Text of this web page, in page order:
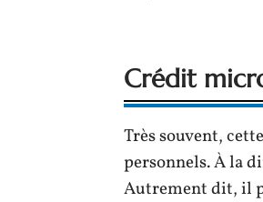
Crédit
Très souvent, cette
personnels. À la
Autrement dit, il